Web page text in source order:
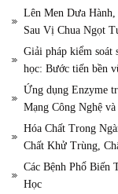
Lên Men Dưa
Sau Vị Chua Ngọt
Giải pháp kiểm soát
học: Bước tiến bền
Ứng dụng Enzyme
Mạng Công Nghệ
Hóa Chất Trong
Chất Khử Trùng,
Các Bệnh Phổ Biến
Học